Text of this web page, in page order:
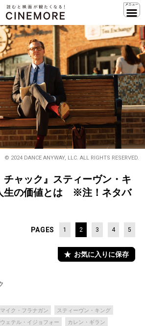
© 2024 DANCE ANYWAY, LLC. ALL RIGHTS RESERVED.
チャック』スティーヴン・キ
生の価値とは ※注！ネタバ
PAGES 1 2 3 4 5
お気に入りに保存
マイク・フラナガン
スティーヴン・キング
ェテル・イジョフォー
カレン・ギラン